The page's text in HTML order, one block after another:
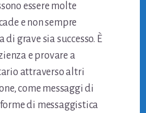
essere molte
e non sempre
grave sia successo. È
e provare a
attraverso altri
come messaggi di
di messaggistica